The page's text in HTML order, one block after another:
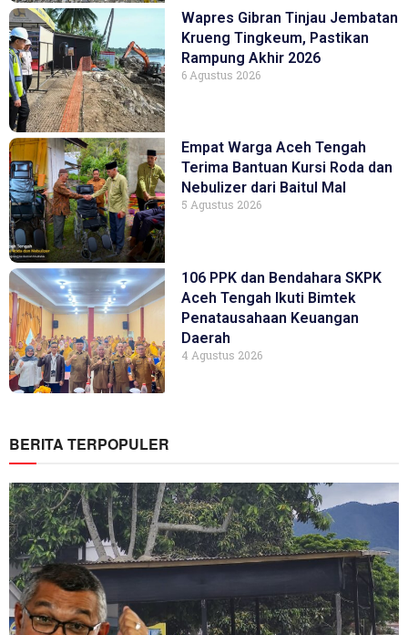
Wapres Gibran Tinjau Jembatan
Krueng Tingkeum, Pastikan
Rampung Akhir 2026
6 Agustus 2026
Empat Warga Aceh Tengah
Terima Bantuan Kursi Roda dan
Nebulizer dari Baitul Mal
5 Agustus 2026
106 PPK dan Bendahara SKPK
Aceh Tengah Ikuti Bimtek
Penatausahaan Keuangan
Daerah
4 Agustus 2026
BERITA TERPOPULER